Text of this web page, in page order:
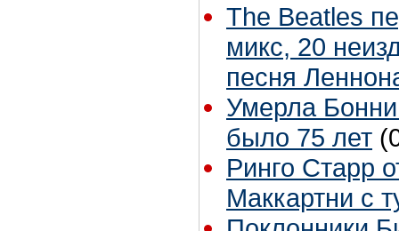
The Beatles
микс, 20
песня
Умерла
было 75 лет
Ринго Старр
Маккартни с